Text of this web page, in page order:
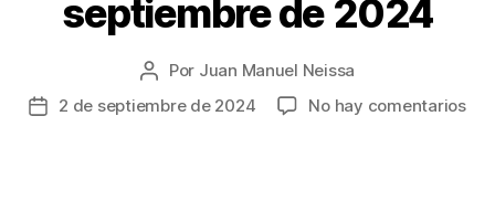
septiembre de 2024
Autor
de
Por Juan Manuel Neissa
Fecha2 de septiembre de 2024 No hay comentariosen